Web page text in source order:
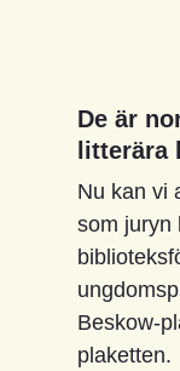
De är
litterära
Nu kan vi
som juryn
Beskow-
plaketten.